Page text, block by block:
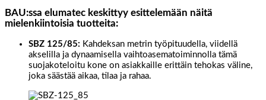
BAU:ssa elumatec keskittyy esittelemään näitä
mielenkiintoisia tuotteita:
SBZ 125/85: Kahdeksan metrin työpituudella, viidellä
akselilla ja dynaamisella vaihtoasematoiminnolla tämä
suojakoteloitu kone on asiakkaille erittäin tehokas väline,
joka säästää aikaa, tilaa ja rahaa.